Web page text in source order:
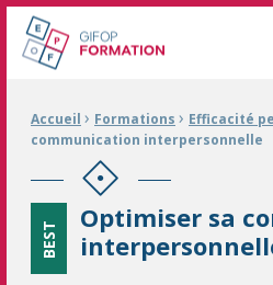
GIFOP Formation Centre de
Fil d'Ariane :
Accueil › Formations › Efficacité
communication interpersonnelle
Optimiser sa
BEST